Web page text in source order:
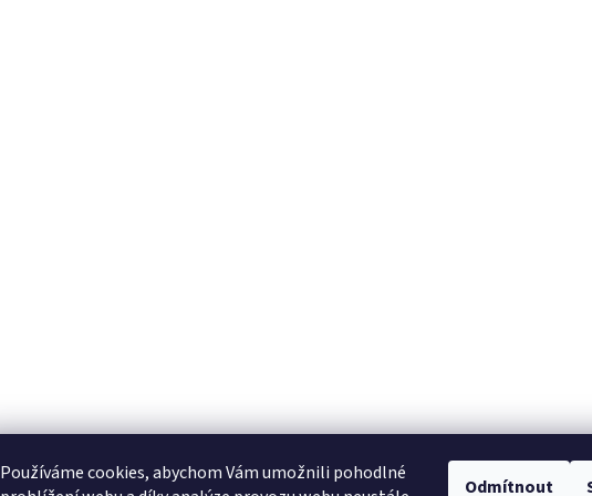
Používáme cookies, abychom Vám umožnili pohodlné
Odmítnout